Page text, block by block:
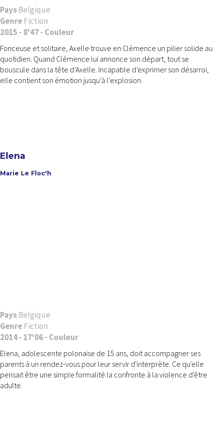
PaysBelgique
GenreFiction
2015 - 8'47 - Couleur
Fonceuse et solitaire, Axelle trouve en Clémence un pilier solide au
quotidien. Quand Clémence lui annonce son départ, tout se
bouscule dans la tête d’Axelle. Incapable d’exprimer son désarroi,
elle contient son émotion jusqu’à l’explosion.
Elena
Marie Le Floc'h
PaysBelgique
GenreFiction
2014 - 17'06 - Couleur
Elena, adolescente polonaise de 15 ans, doit accompagner ses
parents à un rendez-vous pour leur servir d'interprète. Ce qu'elle
pensait être une simple formalité la confronte à la violence d'être
adulte.